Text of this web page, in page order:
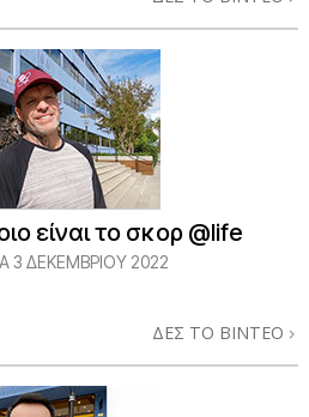
είναι το σκορ @life
3 ΔΕΚΕΜΒΡΙΟΥ 2022
ΔΕΣ ΤΟ ΒΙΝΤΕΟ